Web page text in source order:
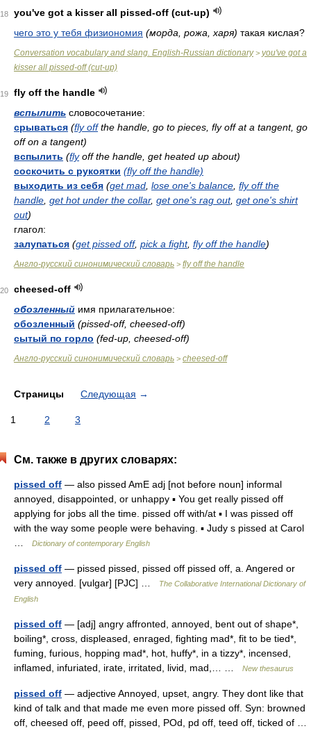
18
you've got a kisser all pissed-off (cut-up)
чего это у тебя физиономия (морда, рожа, харя) такая кислая?
Conversation vocabulary and slang. English-Russian dictionary> you've got a
kisser all pissed-off (cut-up)
19
fly off the handle
вспылить словосочетание:
срываться (fly offthe handle, go to pieces, fly off at a tangent, go
off on a tangent)
вспылить (flyoff the handle, get heated up about)
соскочить с рукоятки (fly off the handle)
выходить из себя (get mad lose one's balance fly off the
handle get hot under the collar, get one's rag out, get one's shirt
out)
глагол:
залупаться (get pissed off, pick a fight, fly off the handle)
Англо-русский синонимический словарь > fly off the handle
20
cheesed-off
обозленный имя прилагательное:
обозленный (pissed-off, cheesed-off)
сытый по горло (fed-up, cheesed-off)
Англо-русский синонимический словарь > cheesed-off
Страницы Следующая →
1 2 3
См. также в других словарях:
pissed off — also pissed AmE adj [not before noun] informal
annoyed, disappointed, or unhappy ▪ You get really pissed off
applying for jobs all the time. pissed off with/at ▪ I was pissed off
with the way some people were behaving. ▪ Judy s pissed at Carol
Dictionary of contemporary English
pissed off — pissed pissed, pissed off pissed off, a. Angered or
very annoyed. [vulgar] [PJC] …
The Collaborative International Dictionary of
English
pissed off — [adj] angry affronted, annoyed, bent out of shape*,
boiling*, cross, displeased, enraged, fighting mad*, fit to be tied*,
fuming, furious, hopping mad*, hot, huffy*, in a tizzy*, incensed,
inflamed, infuriated, irate, irritated, livid, mad,… …
New thesaurus
pissed off — adjective Annoyed, upset, angry. They dont like that
kind of talk and that made me even more pissed off. Syn: browned
off, cheesed off, peed off, pissed, POd, pd off, teed off, ticked of …